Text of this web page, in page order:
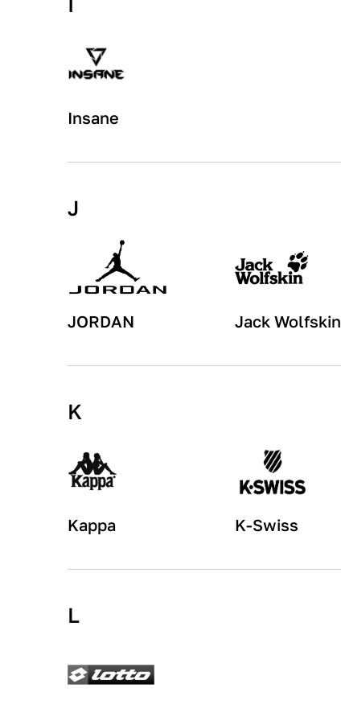
Insane
J
JORDAN Jack Wolfskin
K
Kappa K-Swiss
L